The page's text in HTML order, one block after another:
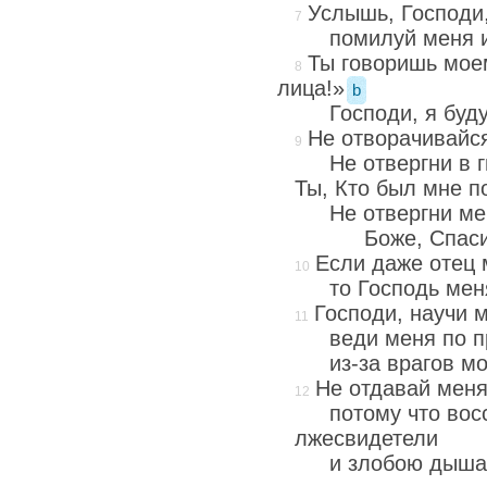
Услышь,
помилуй меня
Ты говоришь
лица!» b
Господи, я
Не
Не отвергни в
Ты, Кто был мне
Не отвергни
Боже,
Если даже отец
то Господь
Господи, научи
веди меня по
из-за врагов
Не отдавай
потому что
лжесвидетели
и злобою